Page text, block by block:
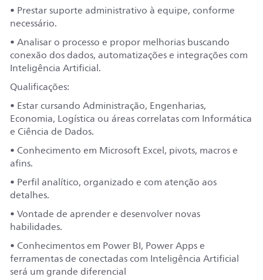
• Prestar suporte administrativo à equipe, conforme
necessário.
• Analisar o processo e propor melhorias buscando
conexão dos dados, automatizações e integrações com
Inteligência Artificial.
Qualificações:
• Estar cursando Administração, Engenharias,
Economia, Logística ou áreas correlatas com Informática
e Ciência de Dados.
• Conhecimento em Microsoft Excel, pivots, macros e
afins.
• Perfil analítico, organizado e com atenção aos
detalhes.
• Vontade de aprender e desenvolver novas
habilidades.
• Conhecimentos em Power BI, Power Apps e
ferramentas de conectadas com Inteligência Artificial
será um grande diferencial